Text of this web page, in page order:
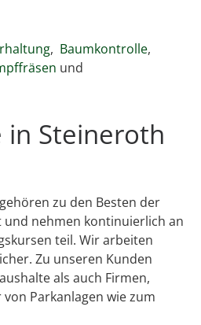
, Baumkontrolle,
und
in Steineroth
zu den Besten der
nehmen kontinuierlich an
teil. Wir arbeiten
Zu unseren Kunden
als auch Firmen,
Parkanlagen wie zum